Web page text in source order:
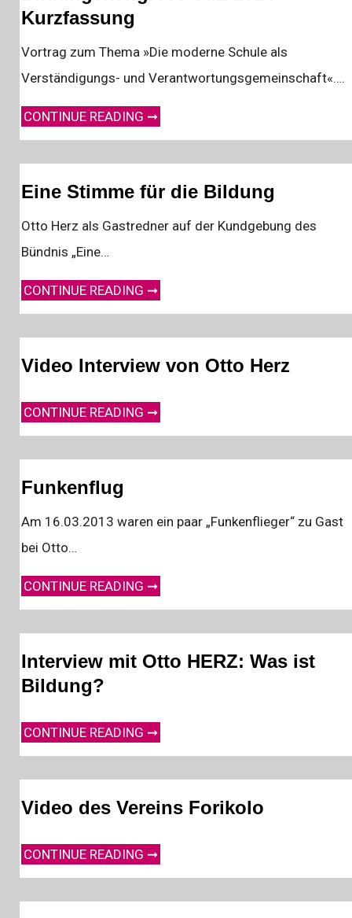
Kurzfassung
Vortrag zum Thema »Die moderne Schule als
Verständigungs- und Verantwortungsgemeinschaft«….
CONTINUE READING ➞
BILDUNGSKONGRESS SDZ 2014 KURZFASSUNG
Eine Stimme für die Bildung
Otto Herz als Gastredner auf der Kundgebung des
Bündnis „Eine…
CONTINUE READING ➞
EINE STIMME FÜR DIE BILDUNG
Video Interview von Otto Herz
CONTINUE READING ➞
VIDEO INTERVIEW VON OTTO HERZ
Funkenflug
Am 16.03.2013 waren ein paar „Funkenflieger“ zu Gast
bei Otto…
CONTINUE READING ➞
FUNKENFLUG
Interview mit Otto HERZ: Was ist
Bildung?
CONTINUE READING ➞
INTERVIEW MIT OTTO HERZ: WAS IST BILDUNG?
Video des Vereins Forikolo
CONTINUE READING ➞
VIDEO DES VEREINS FORIKOLO